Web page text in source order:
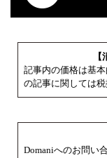
記事内の価格は基
の記事に関しては税
Domaniへのお問い